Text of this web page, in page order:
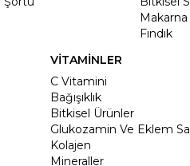
Makarna
Fındık
VİTAMİNLER
C Vitamini
Bağışıklık
Bitkisel Ürünler
Glukozamin Ve Eklem
Kolajen
Mineraller